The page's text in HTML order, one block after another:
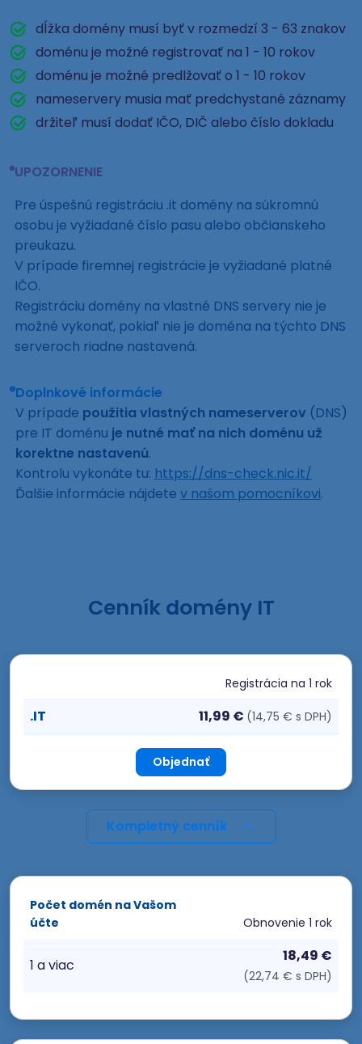
dĺžka domény musí byť v rozmedzí 3 - 63 znakov
doménu je možné registrovať na 1 - 10 rokov
doménu je možné predlžovať o 1 - 10 rokov
nameservery musia mať predchystané záznamy
držiteľ musí dodať IČO, DIČ alebo číslo dokladu
UPOZORNENIE
Pre úspešnú registráciu .it domény na súkromnú
osobu je vyžiadané číslo pasu alebo občianskeho
preukazu.
V prípade firemnej registrácie je vyžiadané platné
IČO.
Registráciu domény na vlastné DNS servery nie je
možné vykonať, pokiaľ nie je doména na týchto DNS
serveroch riadne nastavená.
Doplnkové informácie
V prípade použitia vlastných nameserverov (DNS)
pre IT doménu je nutné mať na nich doménu už
korektne nastavenú.
Kontrolu vykonáte tu: https://dns-check.nic.it/
Ďalšie informácie nájdete v našom pomocníkovi.
Cenník domény IT
Registrácia na 1 rok
.IT 11,99 € (14,75 € s DPH)
Objednať
Kompletný cenník
Počet domén na Vašom
účte
Obnovenie 1 rok
1 a viac
18,49 €
(22,74 € s DPH)